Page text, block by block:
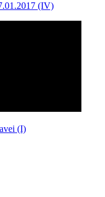
(IV)
(I)